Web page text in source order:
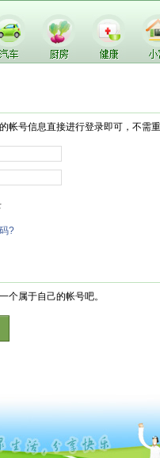
帐号信息直接进行登录即可，不需
?
个属于自己的帐号吧。